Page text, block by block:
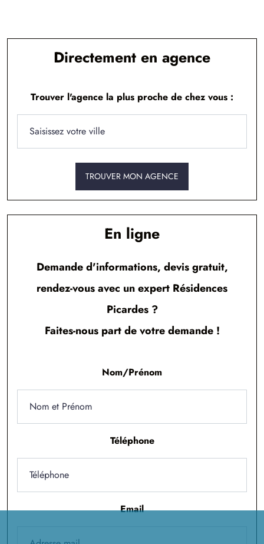
3 TERRAINS CONSTRUCTIBLES
(80132)
(80210)
7 TERRAINS CONSTRUCTIBLES
2 TERRAINS CONSTRUCTIBLES
(80860)
1 TERRAIN CONSTRUCTIBLE
(80132)
Saint-Blimont(80960)
1 TERRAIN CONSTRUCTIBLE
Vironchaux(80150)
Directement en agence
Trouver l'agence la plus proche de chez vous :
TROUVER MON AGENCE
En ligne
Demande d'informations, devis gratuit,
rendez-vous avec un expert Résidences
Picardes ?
Faites-nous part de votre demande !
Nom/Prénom
Téléphone
Email